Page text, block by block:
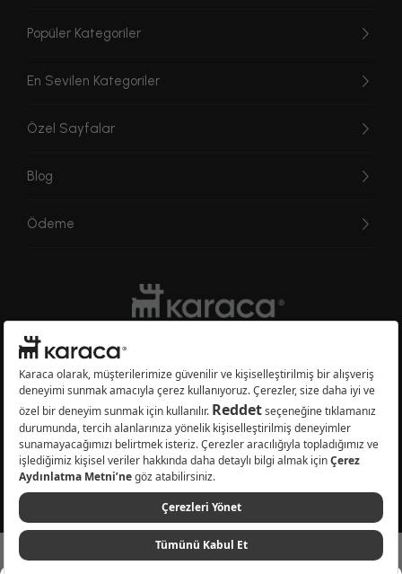
Popüler Kategoriler
En Sevilen Kategoriler
Özel Sayfalar
Blog
Ödeme
Websitesinde kullanılan bazı görseller yapay zekâ (AI) ile üretilmiştir.
Karaca.com © 2026 - Karaca Züccaciye A.Ş. Tüm hakları saklıdır.